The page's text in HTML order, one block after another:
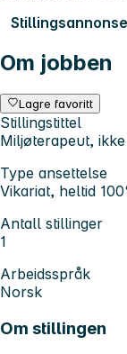
Om jobben
Lagre favoritt
Stillingstittel
Miljøterapeut,
Type ansettelse
Vikariat, heltid
Antall stillinger
1
Arbeidsspråk
Norsk
Om stillingen